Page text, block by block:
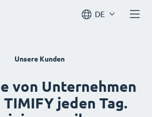
DE
Unsere Kunden
von Unternehmen
jeden Tag.